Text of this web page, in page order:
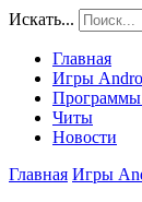
Искать...
Главная
Игры
Читы
Новости
Главная Игры